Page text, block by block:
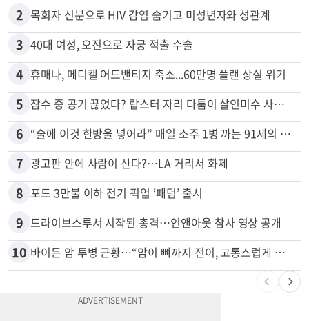
2 목회자 신분으로 HIV 감염 숨기고 미성년자와 성관계
3 40대 여성, 오진으로 자궁 적출 수술
4 휴매나, 메디캘 어드밴티지 축소...60만명 플랜 상실 위기
5 잠수 중 공기 끊었다? 랍스터 자리 다툼이 살인미수 사건으로
6 “술에 이것 한방울 넣어라” 매일 소주 1병 까는 91세의 철칙
7 광고판 안에 사람이 산다?…LA 거리서 화제
8 포드 3만불 이하 전기 픽업 ‘패덤’ 출시
9 드라이브스루서 시작된 총격…인앤아웃 참사 영상 공개
10 바이든 암 투병 근황…“암이 뼈까지 전이, 고통스럽게 투병 중”